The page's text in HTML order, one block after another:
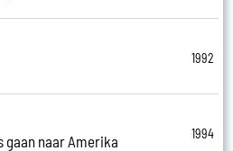
1992
gaan naar Amerika
1994